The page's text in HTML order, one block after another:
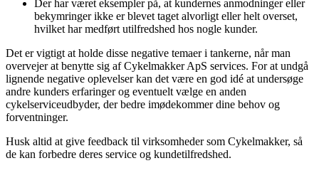
Der har været eksempler på, at kundernes anmodninger eller
bekymringer ikke er blevet taget alvorligt eller helt overset,
hvilket har medført utilfredshed hos nogle kunder.
Det er vigtigt at holde disse negative temaer i tankerne, når man
overvejer at benytte sig af Cykelmakker ApS services. For at undgå
lignende negative oplevelser kan det være en god idé at undersøge
andre kunders erfaringer og eventuelt vælge en anden
cykelserviceudbyder, der bedre imødekommer dine behov og
forventninger.
Husk altid at give feedback til virksomheder som Cykelmakker, så
de kan forbedre deres service og kundetilfredshed.